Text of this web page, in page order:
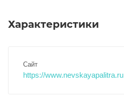
Характеристики
Сайт
https://www.nevskayapalitra.ru